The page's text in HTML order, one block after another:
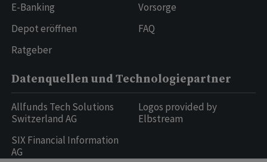
E-Banking
Depot eröffnen
Ratgeber
Vorsorge
FAQ
Datenquellen und Technologiepartner
Allfunds Tech Solutions
Switzerland AG
SIX Financial Information
AG
Logos provided by
Elbstream